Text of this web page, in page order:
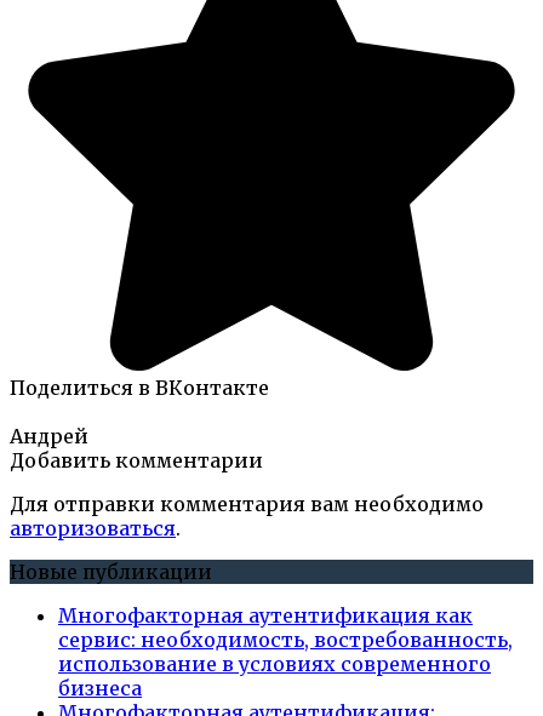
Поделиться в ВКонтакте
Андрей
Добавить комментарии
Для отправки комментария вам необходимо
авторизоваться.
Новые публикации
Многофакторная аутентификация как
сервис: необходимость, востребованность,
использование в условиях современного
бизнеса